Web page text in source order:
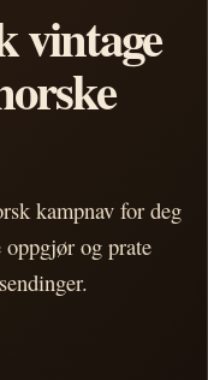
vintage
kampnav for deg
og prate